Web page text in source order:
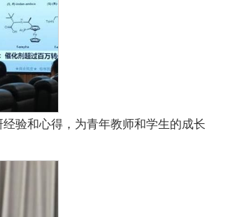
验和心得，为青年教师和学生的成长